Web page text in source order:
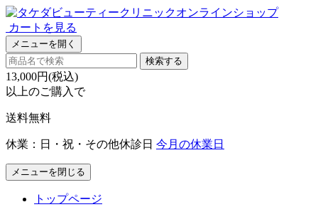
カートを見る
メニューを開く
検索する
13,000円(税込)
以上のご購入で
送料無料
休業：日・祝・その他休診日 今月の休業日
メニューを閉じる
トップページ